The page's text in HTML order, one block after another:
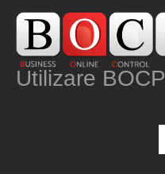
Utilizare BOCP